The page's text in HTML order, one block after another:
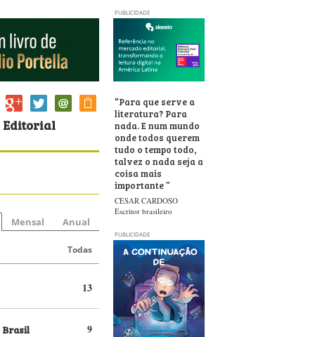
PUBLICIDADE
Editorial
Mensal Anual
Todas
13
9
“Para que serve a
literatura? Para
nada. E num mundo
onde todos querem
tudo o tempo todo,
talvez o nada seja a
coisa mais
importante”
CESAR CARDOSO
Escritor brasileiro
PUBLICIDADE